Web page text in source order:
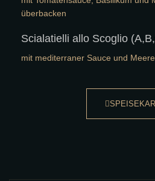
überbacken
Scialatielli allo Scoglio
mit mediterraner Sauce und